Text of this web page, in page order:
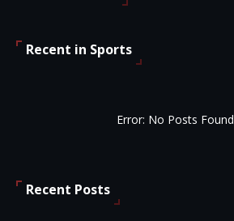
Recent in Sports
Error: No Posts Found
Recent Posts